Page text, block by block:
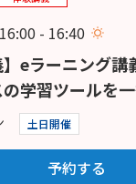
16:00 - 16:40
】eラーニング
の学習ツールを一
土日開催
予約する